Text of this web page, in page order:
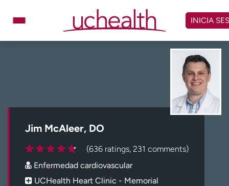
contenido
Carreras
Inicie sesión en My Health Connection
INICIA
Jim McAleer, DO
(636 ratings, 231 comments)
Enfermedad cardiovascular
UCHealth Heart Clinic - Memorial